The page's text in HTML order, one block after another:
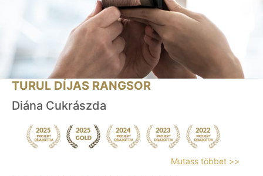
TURUL DÍJAS RANGSOR
Diána Cukrászda
Mutass többet >>